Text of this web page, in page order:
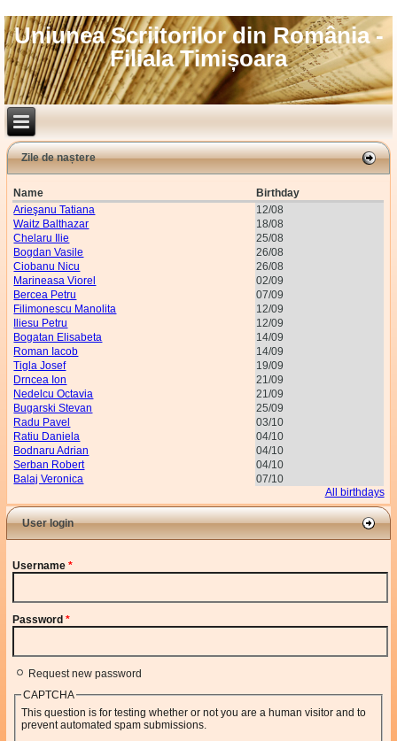
Uniunea Scriitorilor din România -
Filiala Timișoara
Zile de naștere
Name
Birthday
Arieşanu Tatiana
12/08
Waitz Balthazar
18/08
Chelaru Ilie
25/08
Bogdan Vasile
26/08
Ciobanu Nicu
26/08
Marineasa Viorel
02/09
Bercea Petru
07/09
Filimonescu Manolita
12/09
Iliesu Petru
12/09
Bogatan Elisabeta
14/09
Roman Iacob
14/09
Tigla Josef
19/09
Drncea Ion
21/09
Nedelcu Octavia
21/09
Bugarski Stevan
25/09
Radu Pavel
03/10
Ratiu Daniela
04/10
Bodnaru Adrian
04/10
Serban Robert
04/10
Balaj Veronica
07/10
All birthdays
User login
Username*
Password*
Request new password
CAPTCHA
This question is for testing whether or not you are a human visitor and to
prevent automated spam submissions.